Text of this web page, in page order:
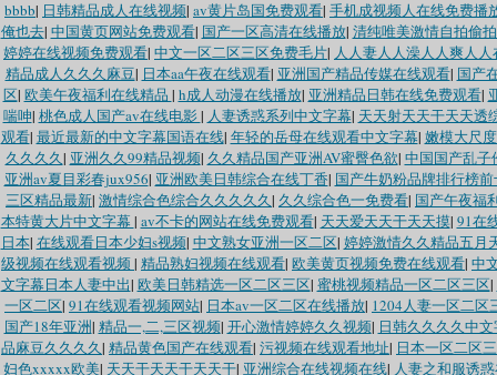
bbbb| 日韩精品成人在线视频| av黄片岛国免费观看| 手机成视频人在线免费播
俺也去| 中国黄页网站免费观看| 国产一区高清在线播放| 清纯唯美激情自拍偷
婷婷在线视频免费观看| 中文一区二区三区免费毛片| 人人妻人人澡人人爽人
精品成人久久久麻豆| 日本aa午夜在线观看| 亚洲国产精品传媒在线观看| 国产
区| 欧美午夜福利在线精品 | h成人动漫在线播放| 亚洲精品日韩在线免费观看|
喘呻| 桃色成人国产av在线电影 | 人妻诱惑系列中文字幕| 天天射天天干天天透
观看| 最近最新的中文字幕国语在线| 年轻的岳母在线观看中文字幕| 嫩模大尺
久久久久| 亚洲久久99精品视频| 久久精品国产亚洲AV蜜臀色欲| 中国国产乱子
亚洲av夏目彩春jux956| 亚洲欧美日韩综合在线丁香| 国产牛奶粉品牌排行榜前
三区精品最新| 激情综合色综合久久久久久| 久久综合色一免费看| 国产午夜福
本特黄大片中文字幕| av不卡的网站在线免费观看| 天天爱天天干天天摸| 91在
日本| 在线观看日本少妇s视频| 中文熟女亚洲一区二区| 婷婷激情久久精品五月
级视频在线观看视频| 精品熟妇视频在线观看| 欧美黄页视频免费在线观看| 中
文字幕日本人妻中出| 欧美日韩精选一区二区三区| 蜜桃视频精品一区二区三区|
一区二区| 91在线观看视频网站| 日本av一区二区在线播放| 1204人妻一区二区
国产18年亚洲| 精品一,二,三区视频| 开心激情婷婷久久视频| 日韩久久久久中
品麻豆久久久久| 精品黄色国产在线观看| 污视频在线观看地址| 日本一区二区
妇色xxxxx欧美| 天天干天天干天天干| 亚洲综合在线视频在线| 人妻之和服诱